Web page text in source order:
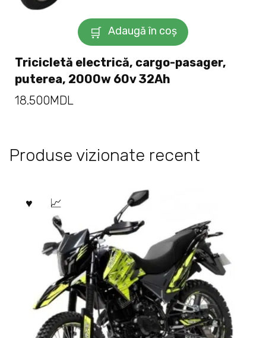
Adaugă în coș
Tricicletă electrică, cargo-pasager,
puterea, 2000w 60v 32Ah
18.500MDL
Produse vizionate recent